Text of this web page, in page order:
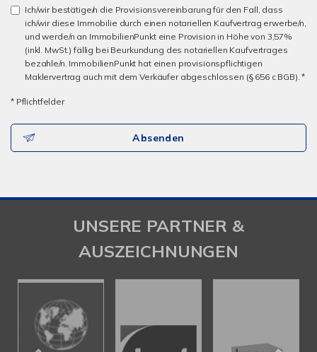
Ich/wir bestätige/n die Provisionsvereinbarung für den Fall, dass
ich/wir diese Immobilie durch einen notariellen Kaufvertrag erwerbe/n,
und werde/n an ImmobilienPunkt eine Provision in Höhe von 3,57%
(inkl. MwSt.) fällig bei Beurkundung des notariellen Kaufvertrages
bezahle/n. ImmobilienPunkt hat einen provisionspflichtigen
Maklervertrag auch mit dem Verkäufer abgeschlossen (§ 656 c BGB). *
* Pflichtfelder
Absenden
UNSERE PARTNER &
AUSZEICHNUNGEN